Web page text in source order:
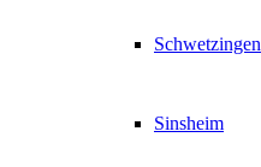
Schwetzingen
Sinsheim